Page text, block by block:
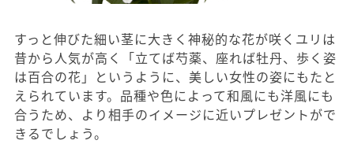
すっと伸びた細い茎に大きく神秘的な花が咲くユリは
昔から人気が高く「立てば芍薬、座れば牡丹、歩く姿
は百合の花」というように、美しい女性の姿にもたと
えられています。品種や色によって和風にも洋風にも
合うため、より相手のイメージに近いプレゼントがで
きるでしょう。